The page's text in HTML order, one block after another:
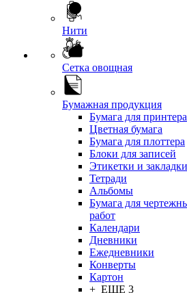
Нити
Сетка овощная
Бумажная продукция
Бумага для принтера
Цветная бумага
Бумага для плоттера
Блоки для записей
Этикетки и закладки
Тетради
Альбомы
Бумага для
работ
Календари
Дневники
Ежедневники
Конверты
Картон
+ ЕЩЕ 3